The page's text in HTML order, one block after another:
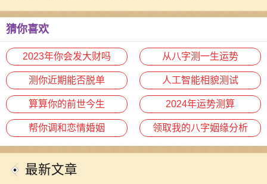
猜你喜欢
2023年你会发大财吗 从八字测一生运势
测你近期能否脱单 人工智能相貌测试
算算你的前世今生 2024年运势测算
帮你调和恋情婚姻 领取我的八字姻缘分析
最新文章